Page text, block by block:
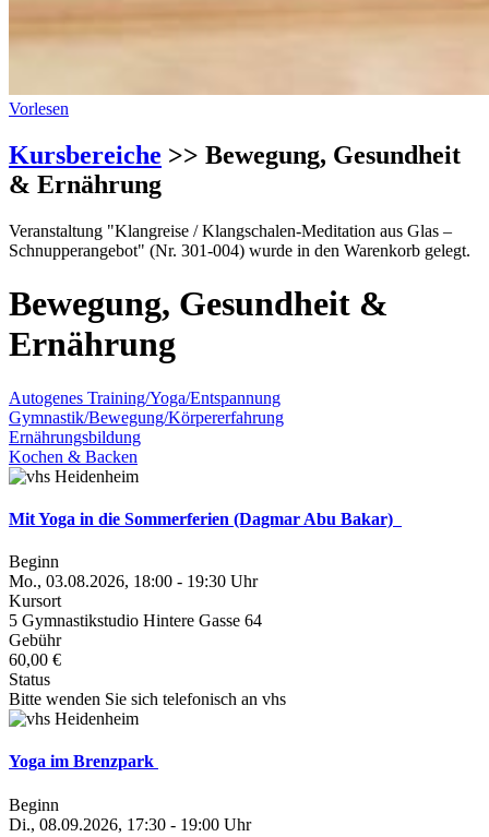
Vorlesen
Kursbereiche >> Bewegung, Gesundheit
& Ernährung
Veranstaltung "Klangreise / Klangschalen-Meditation aus Glas –
Schnupperangebot" (Nr. 301-004) wurde in den Warenkorb gelegt.
Bewegung, Gesundheit &
Ernährung
Autogenes Training/Yoga/Entspannung
Gymnastik/Bewegung/Körpererfahrung
Ernährungsbildung
Kochen & Backen
Mit Yoga in die Sommerferien (Dagmar Abu Bakar)
Beginn
Mo., 03.08.2026, 18:00 - 19:30 Uhr
Kursort
5 Gymnastikstudio Hintere Gasse 64
Gebühr
60,00 €
Status
Bitte wenden Sie sich telefonisch an vhs
Yoga im Brenzpark
Beginn
Di., 08.09.2026, 17:30 - 19:00 Uhr